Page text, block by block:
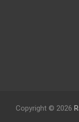
Copyright © 2026